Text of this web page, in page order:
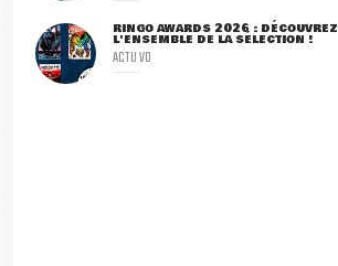
RINGO AWARDS 2026 : DÉCOUVREZ
L'ENSEMBLE DE LA SÉLECTION !
ACTU VO